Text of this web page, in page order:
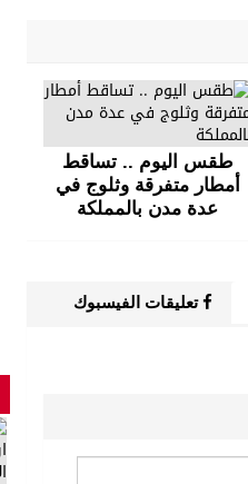
طقس اليوم .. تساقط
أمطار متفرقة وثلوج في
عدة مدن بالمملكة
تعليقات الفيسبوك